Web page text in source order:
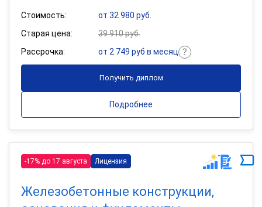
Стоимость:
от 32 980 руб.
Старая цена:
39 910 руб.
Рассрочка:
от 2 749 руб в месяц
Получить диплом
Подробнее
-17% до 17 августа Лицензия
Железобетонные конструкции,